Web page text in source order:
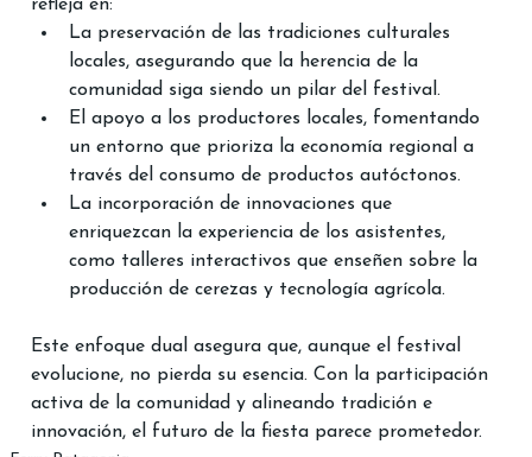
refleja en:
La preservación de las tradiciones culturales
locales, asegurando que la herencia de la
comunidad siga siendo un pilar del festival.
El apoyo a los productores locales, fomentando
un entorno que prioriza la economía regional a
través del consumo de productos autóctonos.
La incorporación de innovaciones que
enriquezcan la experiencia de los asistentes,
como talleres interactivos que enseñen sobre la
producción de cerezas y tecnología agrícola.
Este enfoque dual asegura que, aunque el festival
evolucione, no pierda su esencia. Con la participación
activa de la comunidad y alineando tradición e
innovación, el futuro de la fiesta parece prometedor.